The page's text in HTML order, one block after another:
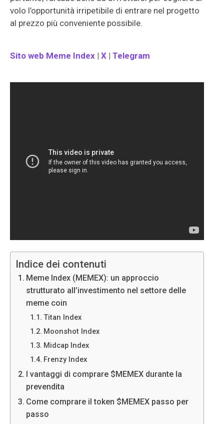
volo l’opportunità irripetibile di entrare nel progetto
al prezzo più conveniente possibile.
Sito web Meme Index | X | Telegram
Indice dei contenuti
Meme Index (MEMEX): un approccio
strutturato all’investimento nel settore delle
meme coin
Titan Index
Moonshot Index
Midcap Index
Frenzy Index
I vantaggi di comprare $MEMEX durante la
prevendita
Come comprare il token $MEMEX passo per
passo